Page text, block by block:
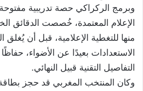
وبرمج الركراكي حصة تدريبية
الإعلام المعتمدة، خُصصت الدقائق
منها للتغطية الإعلامية، قبل أن يُغلق
الاستعدادات بعيدًا عن الأضواء،
التفاصيل التقنية قبيل النهائي.
وكان المنتخب المغربي قد حجز